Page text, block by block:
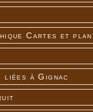
Cartes et
liées à Gignac